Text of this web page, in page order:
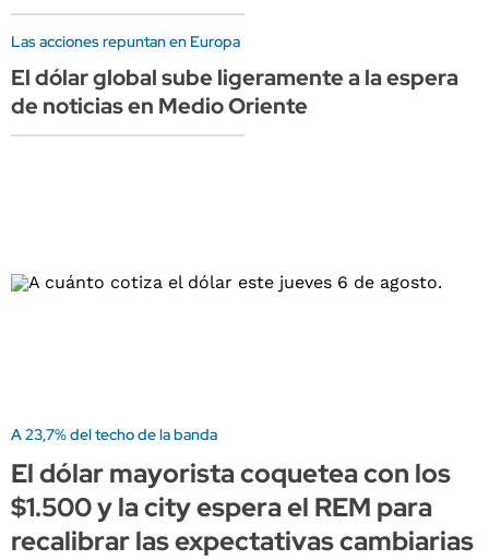
Las acciones repuntan en Europa
El dólar global sube ligeramente a la espera
de noticias en Medio Oriente
A 23,7% del techo de la banda
El dólar mayorista coquetea con los
$1.500 y la city espera el REM para
recalibrar las expectativas cambiarias